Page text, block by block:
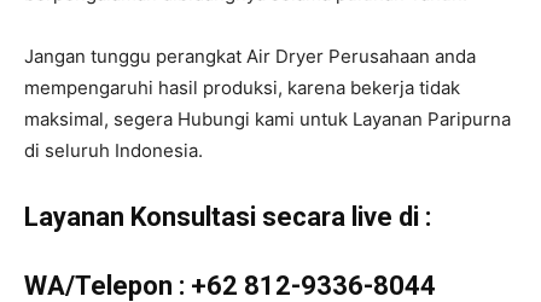
Jangan tunggu perangkat Air Dryer Perusahaan anda
mempengaruhi hasil produksi, karena bekerja tidak
maksimal, segera Hubungi kami untuk Layanan Paripurna
di seluruh Indonesia.
Layanan Konsultasi secara live di :
WA/Telepon : +62 812-9336-8044